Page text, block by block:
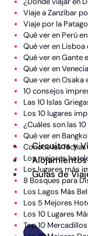
Gastronómico
Hotelero
Playas
Naturaleza
Por Temporada
Sostenible
Circuitos y
Guías de
Viaje a Zanzíbar
Viaje por la
Qué ver en Perú
Qué ver en Lisboa
Qué ver en Gante
Qué ver en
Que ver en Osaka
10 consejos
Las 10 Islas
Los 10 lugares
¿Cuáles son las
Qué ver en
Conoce las
Los mejores
Los lugares más
8 Bosques para
Los Lagos Más
Los 5 Mejores
Los 10 Lugares
Top 10